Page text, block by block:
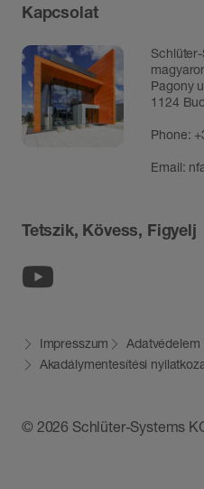
Kapcsolat
Pagony
1124
Phone:
Email:
Tetszik, Kövess, Figyelj
© 2026 Schlüter-Systems
Impresszum Adatvédelem
Akadálymentesítési